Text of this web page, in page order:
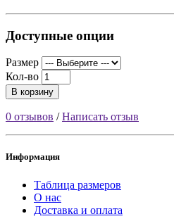
Доступные опции
Размер
Кол-во
В корзину
0 отзывов /Написать отзыв
Информация
Таблица размеров
О нас
Доставка и оплата